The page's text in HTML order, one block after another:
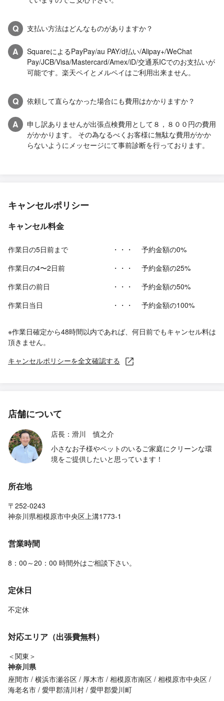
Q 支払い方法はどんなものがありますか？
A
SquareによるPayPay/au PAY/d払い/Alipay+/WeChat
Pay/JCB/Visa/Mastercard/Amex/iD/交通系ICでのお支払いが
可能です。楽天ペイとメルペイはご利用出来ません。
Q 依頼して直らなかった場合にも費用はかかりますか？
A
申し訳ありませんが出張点検費用として８，８００円の費用
がかかります。 その為なるべくお客様に無駄な費用がかか
らないようにメッセージにて事前診断を行っております。
キャンセルポリシー
キャンセル料金
作業日の5日前まで ・・・
予約金額の0%
作業日の4〜2日前
・・・
予約金額の25%
作業日の前日
・・・
予約金額の50%
作業日当日
・・・ 予約金額の100%
※作業日確定から48時間以内であれば、何日前でもキャンセル料は
頂きません。
キャンセルポリシーを全文確認する
店舗について
店長：滑川 慎之介
小さなお子様やペットのいるご家庭にクリーンな環
境をご提供したいと思っています！
所在地
〒252-0243
神奈川県相模原市中央区上溝1773-1
営業時間
8：00～20：00 時間外はご相談下さい。
定休日
不定休
対応エリア（出張費無料）
＜関東＞
神奈川県
座間市 横浜市瀬谷区 厚木市 相模原市南区 相模原市中央区
海老名市 愛甲郡清川村 愛甲郡愛川町